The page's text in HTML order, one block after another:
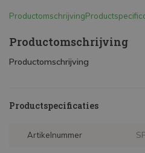
Productomschrijving
Productomschrijving
Productomschrijving
Productspecificaties
Artikelnummer